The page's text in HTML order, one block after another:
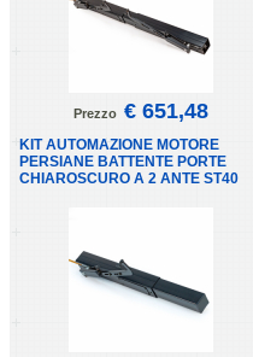
Prezzo € 651,48
KIT AUTOMAZIONE MOTORE
PERSIANE BATTENTE PORTE
CHIAROSCURO A 2 ANTE ST40